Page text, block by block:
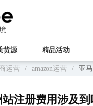
货源 精品活动
运营 / amazon运营 / 亚
注册费用涉及到